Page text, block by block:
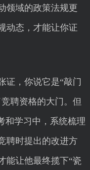
领域的政策法规更
动态，才能让你证
证，你说它是“敲门
聘资格的大门。但
和学习中，系统梳理
聘时提出的改进方
能让他最终揽下“瓷